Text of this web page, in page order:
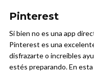
Pinterest
Si bien no es una app
Pinterest es una
disfrazarte o increíbles
estés preparando. En